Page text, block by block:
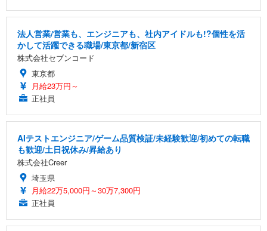
法人営業/営業も、エンジニアも、社内アイドルも!?個性を活
かして活躍できる職場/東京都/新宿区
株式会社セブンコード
東京都
月給23万円～
正社員
AIテストエンジニア/ゲーム品質検証/未経験歓迎/初めての転職
も歓迎/土日祝休み/昇給あり
株式会社Creer
埼玉県
月給22万5,000円～30万7,300円
正社員